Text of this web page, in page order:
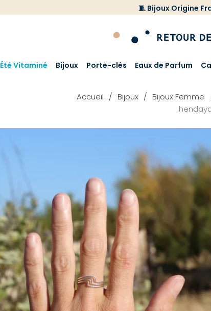
🧵 Bijoux Origine
Été Vitaminé Bijoux Porte-clés Eaux de Parfum
Accueil Bijoux Bijoux Femme